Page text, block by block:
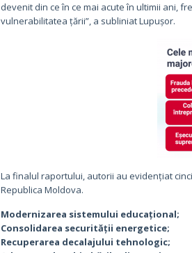
devenit din ce în ce mai acute în ultimii ani,
vulnerabilitatea țării”, a subliniat Lupușor.
La finalul raportului, autorii au evidențiat
Republica Moldova.
Modernizarea sistemului educațional;
Consolidarea securității energetice;
Recuperarea decalajului tehnologic;